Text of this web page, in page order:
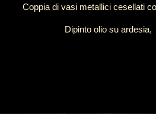
Coppia di vasi metallici cesellati
Dipintoolio su